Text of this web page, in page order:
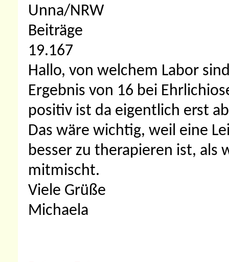
Unna/NRW
Beiträge
19.167
Hallo, von welchem Labor
Ergebnis von 16 bei
positiv ist da eigentlich erst
Das wäre wichtig, weil eine
besser zu therapieren ist, als
mitmischt.
Viele Grüße
Michaela